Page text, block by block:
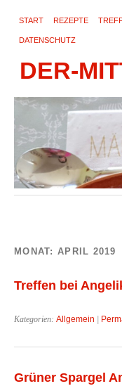
START REZEPTE
DATENSCHUTZ
DER-
MONAT: APRIL 2019
Treffen bei
Kategorien: Allgemein |
Grüner Spargel